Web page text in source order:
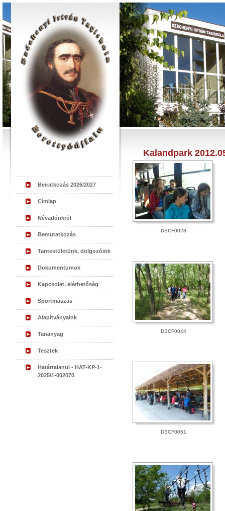
Beiratkozás 2026/2027
Címlap
Névadónkról
Bemutatkozás
Tantestületünk, dolgozóink
Dokumentumok
Kapcsolat, elérhetőség
Sportmászás
Alapítványaink
Tananyag
Tesztek
Határtalanul - HAT-KP-1-
2025/1-002070
Kalandpark
DSCF0028
DSCF0044
DSCF0051